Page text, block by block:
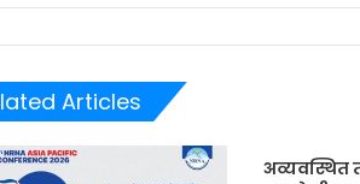
Articles
अव्यवस्थित